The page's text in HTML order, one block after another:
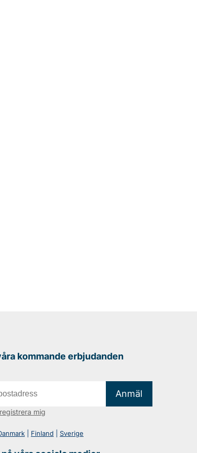
kommande erbjudanden
Anmäl
mig
| Finland Sverige